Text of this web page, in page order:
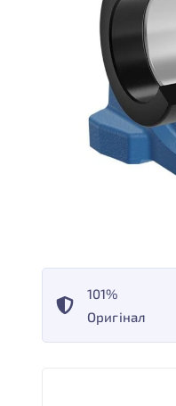
101%
Оригінал